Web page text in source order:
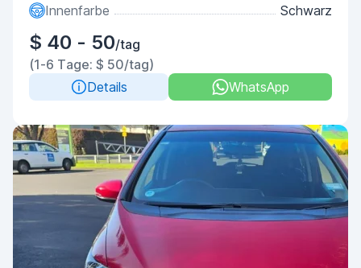
Innenfarbe
Schwarz
$ 40 - 50/tag
(1-6 Tage: $ 50/tag)
Details
WhatsApp